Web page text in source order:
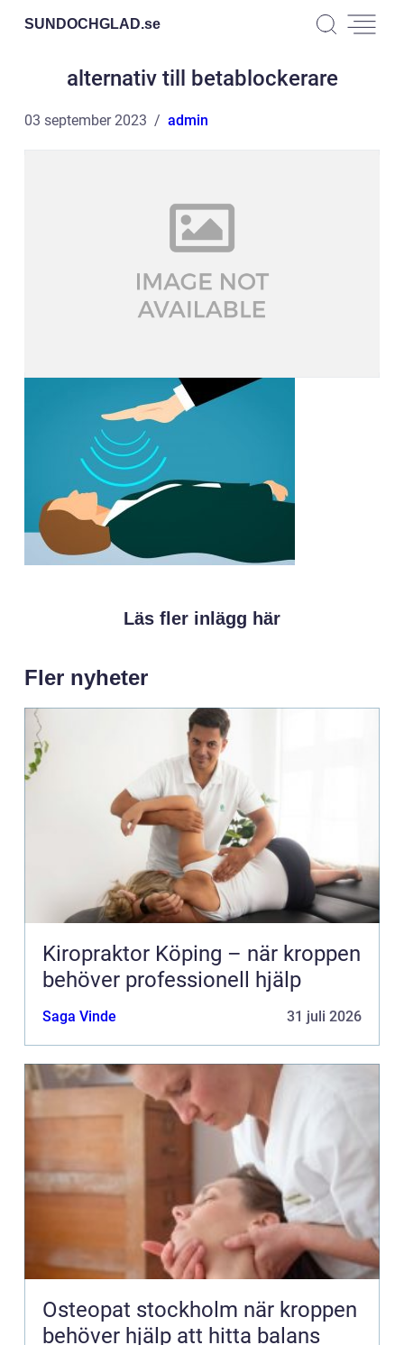
SUNDOCHGLAD.se
alternativ till betablockerare
03 september 2023 admin
Läs fler inlägg här
Fler nyheter
Kiropraktor Köping – när kroppen
behöver professionell hjälp
Saga Vinde 31 juli 2026
Osteopat stockholm när kroppen
behöver hjälp att hitta balans